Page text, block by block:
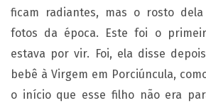
ficam radiantes, mas o rosto
fotos da época. Este foi o
estava por vir. Foi, ela disse
bebê à Virgem em Porciúncula,
o início que esse filho não era